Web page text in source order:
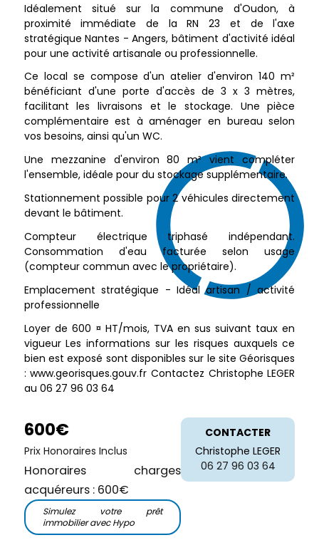
Idéalement situé sur la commune d'Oudon, à
proximité immédiate de la RN 23 et de l'axe
stratégique Nantes - Angers, bâtiment d'activité idéal
pour une activité artisanale ou professionnelle.
Ce local se compose d'un atelier d'environ 140 m²
bénéficiant d'une porte d'accès de 3 x 3 mètres,
facilitant les livraisons et le stockage. Une pièce
complémentaire est à aménager en bureau selon
vos besoins, ainsi qu'un WC.
Une mezzanine d'environ 80 m² vient compléter
l'ensemble, idéale pour du stockage supplémentaire.
Stationnement possible pour 2 véhicules directement
devant le bâtiment.
Compteur électrique triphasé indépendant.
Consommation d'eau facturée selon usage
(compteur commun avec le propriétaire).
Emplacement stratégique - Idéal artisan / activité
professionnelle
Loyer de 600 ¤ HT/mois, TVA en sus suivant taux en
vigueur Les informations sur les risques auxquels ce
bien est exposé sont disponibles sur le site Géorisques
: www.georisques.gouv.fr Contactez Christophe LEGER
au 06 27 96 03 64
600€
Prix Honoraires Inclus
Honoraires charges
acquéreurs : 600€
Simulez votre prêt
immobilier avec Hypo
CONTACTER
Christophe LEGER
06 27 96 03 64